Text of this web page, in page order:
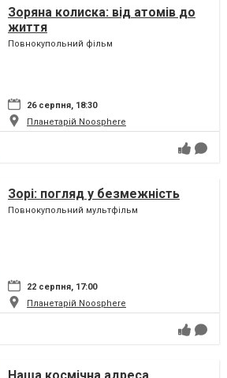
Зоряна колиска: від атомів до
життя
Повнокупольний фільм
26 серпня, 18:30
Планетарій Noosphere
Зорі: погляд у безмежність
Повнокупольний мультфільм
22 серпня, 17:00
Планетарій Noosphere
Наша космічна адреса